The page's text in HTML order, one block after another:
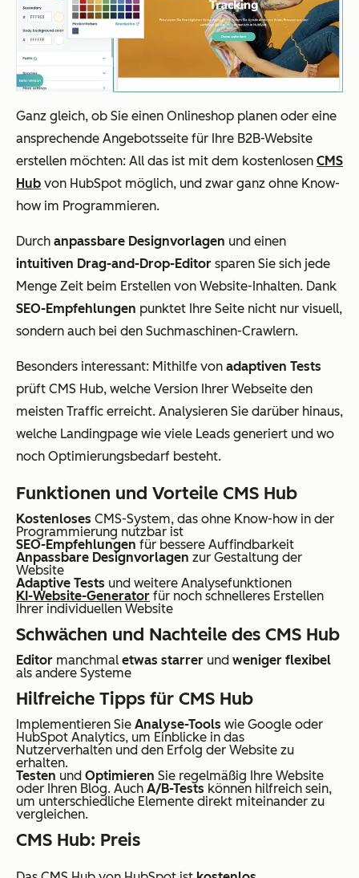
Ganz gleich, ob Sie einen Onlineshop planen oder eine
ansprechende Angebotsseite für Ihre B2B-Website
erstellen möchten: All das ist mit dem kostenlosen CMS
Hub von HubSpot möglich, und zwar ganz ohne Know-
how im Programmieren.
Durch anpassbare Designvorlagen und einen
intuitiven Drag-and-Drop-Editor sparen Sie sich jede
Menge Zeit beim Erstellen von Website-Inhalten. Dank
SEO-Empfehlungen punktet Ihre Seite nicht nur visuell,
sondern auch bei den Suchmaschinen-Crawlern.
Besonders interessant: Mithilfe von adaptiven Tests
prüft CMS Hub, welche Version Ihrer Webseite den
meisten Traffic erreicht. Analysieren Sie darüber hinaus,
welche Landingpage wie viele Leads generiert und wo
noch Optimierungsbedarf besteht.
Funktionen und Vorteile CMS Hub
Kostenloses CMS-System, das ohne Know-how in der
Programmierung nutzbar ist
SEO-Empfehlungen für bessere Auffindbarkeit
Anpassbare Designvorlagen zur Gestaltung der
Website
Adaptive Tests und weitere Analysefunktionen
KI-Website-Generator für noch schnelleres Erstellen
Ihrer individuellen Website
Schwächen und Nachteile des CMS Hub
Editor manchmal etwas starrer und weniger flexibel
als andere Systeme
Hilfreiche Tipps für CMS Hub
Implementieren Sie Analyse-Tools wie Google oder
HubSpot Analytics, um Einblicke in das
Nutzerverhalten und den Erfolg der Website zu
erhalten.
Testen und Optimieren Sie regelmäßig Ihre Website
oder Ihren Blog. Auch A/B-Tests können hilfreich sein,
um unterschiedliche Elemente direkt miteinander zu
vergleichen.
CMS Hub: Preis